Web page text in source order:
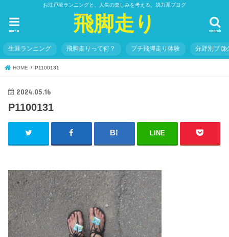
お江戸流ランニングと、人生の楽しみを考える、脱力系ブログ
飛脚走り search
menu
生涯ランニング 飛脚走りって何？ プチ飛脚走り体験 分野別ブロ
HOME P1100131
2024.05.16
P1100131
LINE